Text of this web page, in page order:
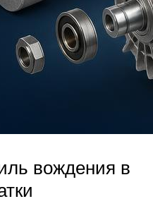
вождения в